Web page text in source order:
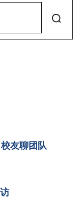
友聊团队